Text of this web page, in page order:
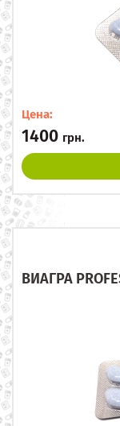
Цена:
1400 грн.
ВИАГРА